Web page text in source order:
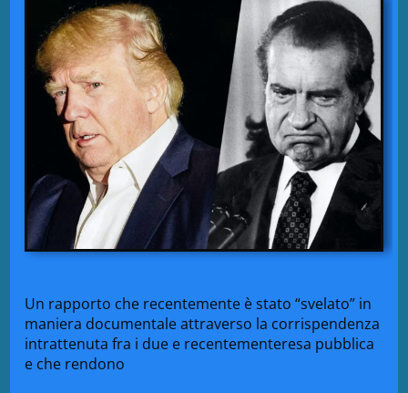
Un rapporto che recentemente è stato “svelato” in
maniera documentale attraverso la corrispendenza
intrattenuta fra i due e recentementeresa pubblica
e che rendono